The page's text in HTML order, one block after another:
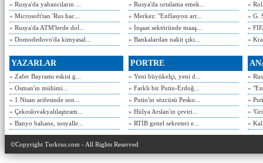
» Rusya'da yabancıların ...
» Microsoft'tan 'Rus hac...
» Rusya'da ATM'lerde dol...
» Domodedovo'da kimyasal...
» Rusya'da ortalama emek...
» Merkez: "Enflasyon art...
» İnşaat sektöründe maaş...
» Bankalardan nakit çıkı...
»
» G.
»
»
YAZARLAR
» Zafer Bayramı eskisi g...
» Osman'ın mühimi...
» 1 Nisan arifesinde son...
» Çekoslovakyalılaştıram...
» Banyo bahane, sosyalle...
PORTRE
» Yeni büyükelçi, yeni d...
» Farklı bir Putin-Erdoğ...
» Putin'in sözcüsü Pesko...
» Hülya Arslan'ın çeviri...
» RTİB genel sekreteri e...
»
»
»
»
»
©Copyright Turkrus.com - All Rights Reserved